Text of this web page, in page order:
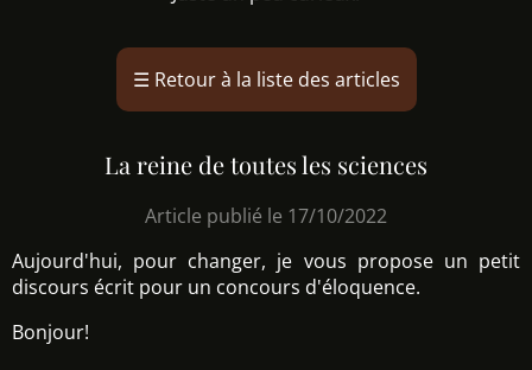
☰ Retour à la liste des articles
La reine de toutes les sciences
Article publié le 17/10/2022
Aujourd'hui, pour changer, je vous propose un petit
discours écrit pour un concours d'éloquence.
Bonjour!